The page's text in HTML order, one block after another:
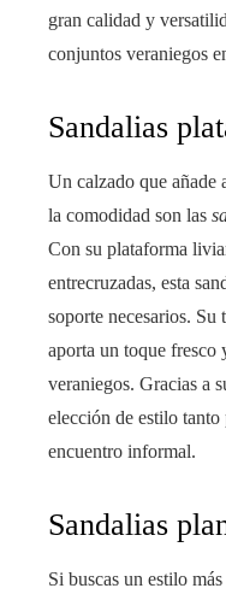
gran calidad y
conjuntos veraniegos
Sandalias
Un calzado que añade
la comodidad son las
Con su plataforma
entrecruzadas, esta
soporte necesarios.
aporta un toque fresco
veraniegos. Gracias a
elección de estilo tanto
encuentro informal.
Sandalias
Si buscas un estilo